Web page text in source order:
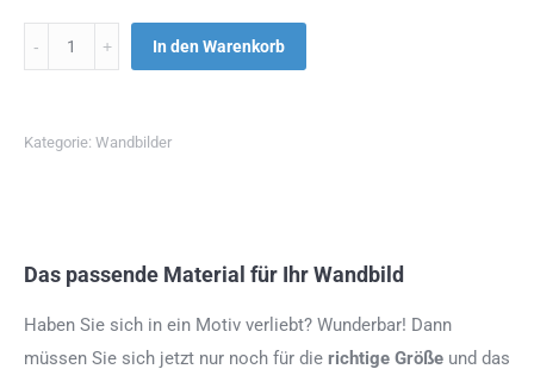
Menge In den Warenkorb
Kategorie: Wandbilder
Das passende Material für Ihr Wandbild
Haben Sie sich in ein Motiv verliebt? Wunderbar! Dann
müssen Sie sich jetzt nur noch für die richtige Größe und das